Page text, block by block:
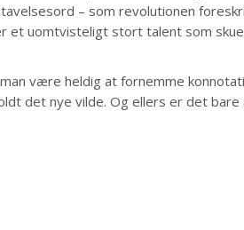
– som revolutionen
et uomtvisteligt stort talent som
være heldig at fornemme
det nye vilde. Og ellers er det bare